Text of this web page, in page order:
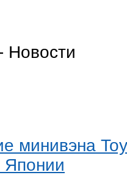
Новости
минивэна
Японии